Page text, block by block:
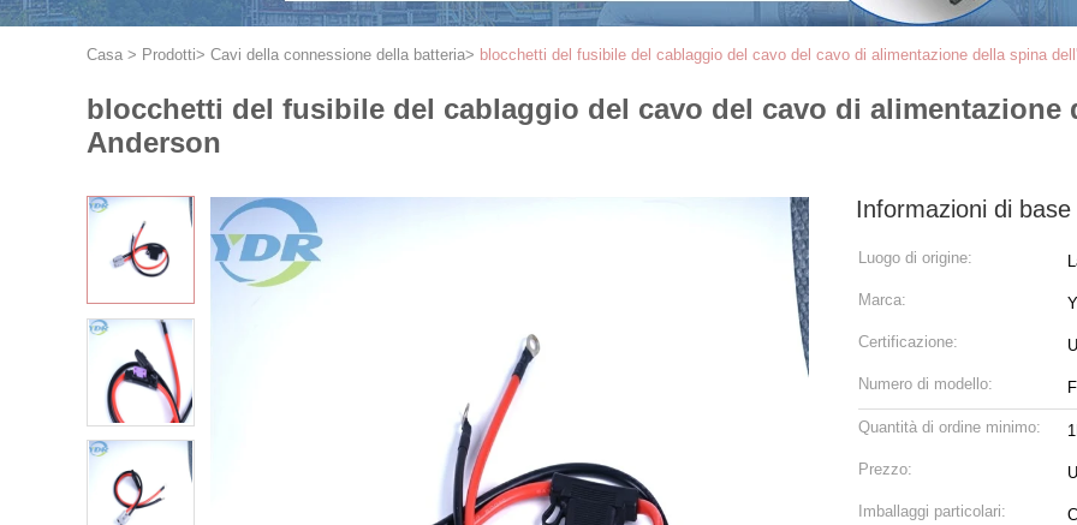
Casa > Prodotti> Cavi della connessione della batteria> blocchetti del fusibile del cablaggio del cavo del cavo di alimentazione della spina
blocchetti del fusibile del cablaggio del cavo del cavo di alimentazione
Anderson
Informazioni di base
Luogo di origine:
Marca:
Certificazione:
Numero di modello:
Quantità di ordine minimo:
Prezzo:
Imballaggi particolari: